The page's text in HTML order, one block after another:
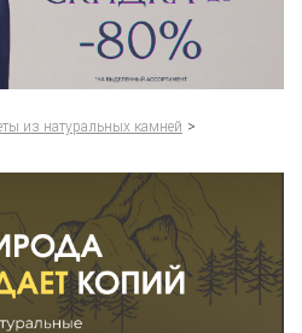
из натуральных камней >